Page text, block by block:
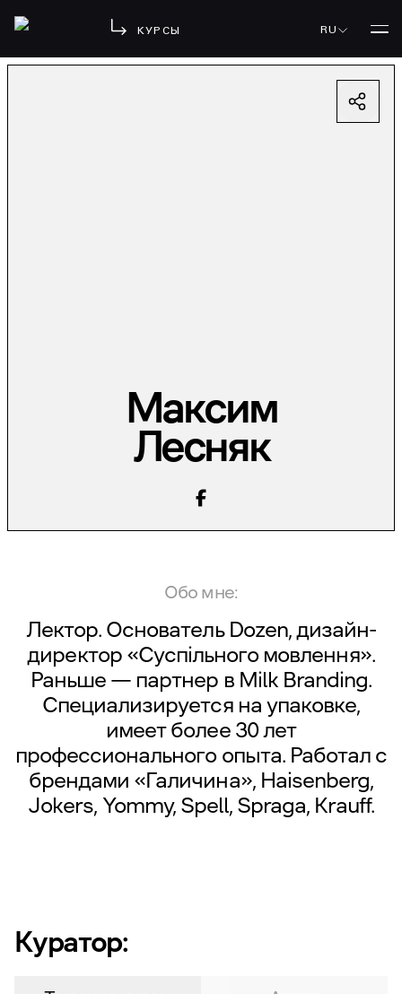
КУРСЫ RU
Максим
Лесняк
Обо мне:
Лектор. Основатель Dozen, дизайн-
директор «Суспільного мовлення».
Раньше — партнер в Milk Branding.
Специализируется на упаковке,
имеет более 30 лет
профессионального опыта. Работал с
брендами «Галичина», Haisenberg,
Jokers, Yommy, Spell, Spraga, Krauff.
Куратор: